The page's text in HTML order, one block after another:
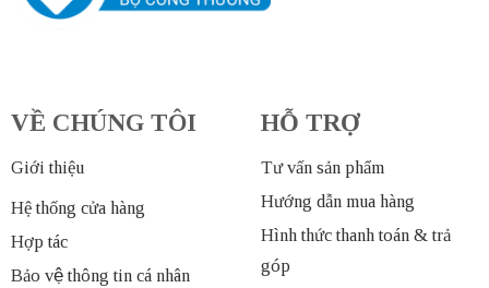
VỀ CHÚNG TÔI
Giới thiệu
Hệ thống cửa hàng
Hợp tác
Bảo vệ thông tin cá nhân
HỖ TRỢ
Tư vấn sản phẩm
Hướng dẫn mua hàng
Hình thức thanh toán & trả
góp